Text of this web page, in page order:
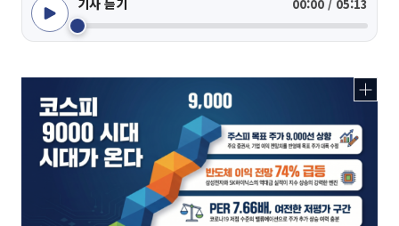
기사 듣기 00:00 / 05:13